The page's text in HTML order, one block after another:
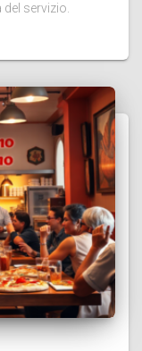
del servizio.